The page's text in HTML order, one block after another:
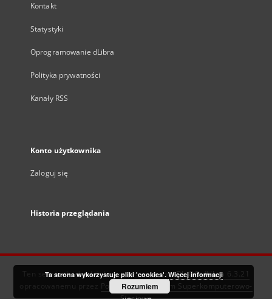
Kontakt
Statystyki
Oprogramowanie dLibra
Polityka prywatności
Kanały RSS
Konto użytkownika
Zaloguj się
Historia przeglądania
Ten serwis działa dzięki oprogramowaniuDInGO dLibra 6.3.21
Poznańskie Centrum Superkomputerowo-
Ta strona wykorzystuje pliki 'cookies'. Więcej informacji
Rozumiem